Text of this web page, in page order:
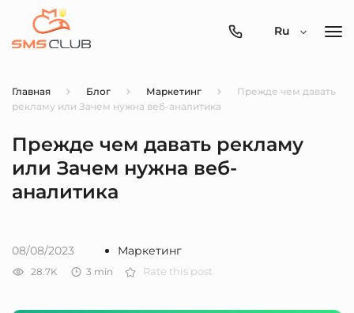
0800-
Ru
Главная Блог Маркетинг
Прежде чем давать
рекламу или Зачем нужна веб-аналитика
Прежде чем давать рекламу
или Зачем нужна веб-
аналитика
08/08/2023 Маркетинг
28.7K 3 min Rate this post